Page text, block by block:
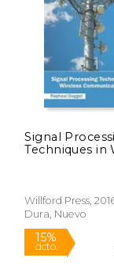
Signal
Techniques in
Willford Press,
Dura, Nuevo